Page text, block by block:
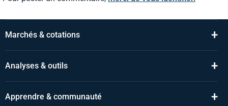
Marchés & cotations +
Analyses & outils +
Apprendre & communauté +